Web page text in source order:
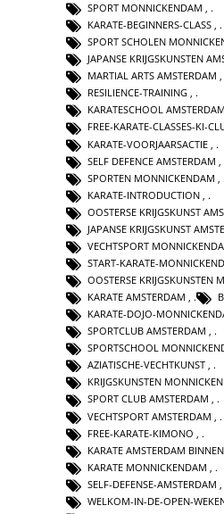
SPORT MONNICKENDAM ,
KARATE-BEGINNERS-CLASS ,
SPORT SCHOLEN
JAPANSE KRIJGSKUNSTEN
MARTIAL ARTS AMSTERDAM ,
RESILIENCE-TRAINING ,
KARATESCHOOL AMSTERDAM
FREE-KARATE-CLASSES-KI-
KARATE-VOORJAARSACTIE
SELF DEFENCE AMSTERDAM
SPORTEN MONNICKENDAM
KARATE-INTRODUCTION
OOSTERSE KRIJGSKUNST
JAPANSE KRIJGSKUNST
VECHTSPORT
START-KARATE-
OOSTERSE KRIJGSKUNSTEN
KARATE AMSTERDAM ,
KARATE-DOJO-
SPORTCLUB AMSTERDAM ,
SPORTSCHOOL
AZIATISCHE-VECHTKUNST ,
KRIJGSKUNSTEN
SPORT CLUB AMSTERDAM ,
VECHTSPORT AMSTERDAM
FREE-KARATE-KIMONO
KARATE AMSTERDAM
KARATE MONNICKENDAM
SELF-DEFENSE-AMSTERDAM
WELKOM-IN-DE-OPEN-